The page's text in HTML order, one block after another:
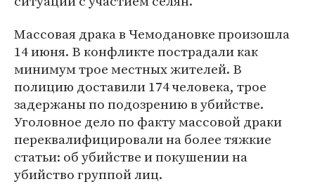
Массовая драка в Чемодановке произошла
14 июня. В конфликте пострадали как
минимум трое местных жителей. В
полицию доставили 174 человека, трое
задержаны по подозрению в убийстве.
Уголовное дело по факту массовой драки
переквалифицировали на более тяжкие
статьи: об убийстве и покушении на
убийство группой лиц.